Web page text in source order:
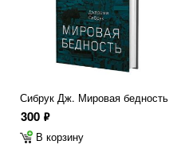
Сибрук Дж. Мировая бедность
300 ф
В корзину